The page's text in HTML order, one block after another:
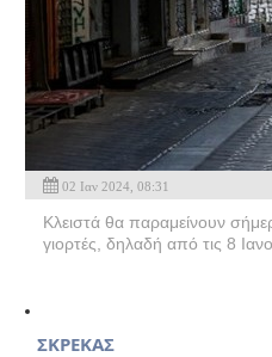
02 Ιαν 2024, 08:31
Κλειστά θα παραμείνουν
γιορτές, δηλαδή από τις 8
ΣΚΡΕΚΑΣ